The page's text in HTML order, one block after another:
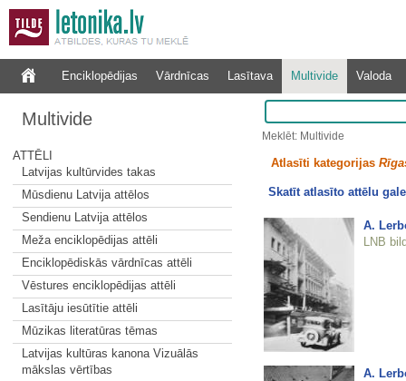
Enciklopēdijas Vārdnīcas Lasītava Multivide Valoda
Multivide
ATTĒLI
Latvijas kultūrvides takas
Mūsdienu Latvija attēlos
Sendienu Latvija attēlos
Meža enciklopēdijas attēli
Enciklopēdiskās vārdnīcas attēli
Vēstures enciklopēdijas attēli
Lasītāju iesūtītie attēli
Mūzikas literatūras tēmas
Latvijas kultūras kanona Vizuālās
mākslas vērtības
Meklēt: Multivide
Atlasīti kategorijas
Skatīt atlasīto attēlu
A.
LNB
A.